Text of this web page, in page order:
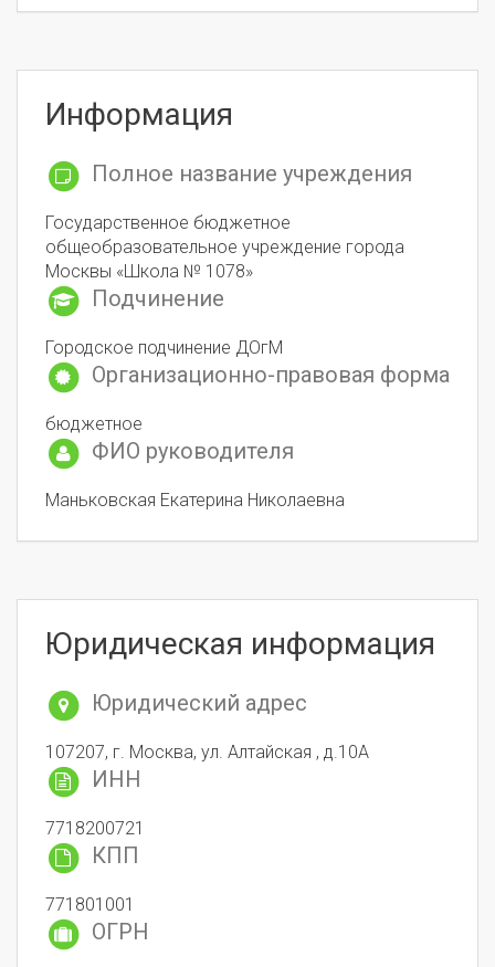
Информация
Полное название учреждения
Государственное бюджетное
общеобразовательное учреждение города
Москвы «Школа № 1078»
Подчинение
Городское подчинение ДОгМ
Организационно-правовая форма
бюджетное
ФИО руководителя
Маньковская Екатерина Николаевна
Юридическая информация
Юридический адрес
107207, г. Москва, ул. Алтайская , д.10А
ИНН
7718200721
КПП
771801001
ОГРН